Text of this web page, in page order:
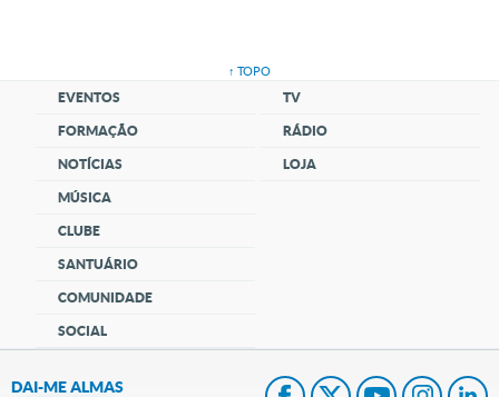
↑ TOPO
EVENTOS
FORMAÇÃO
NOTÍCIAS
MÚSICA
CLUBE
SANTUÁRIO
COMUNIDADE
SOCIAL
TV
RÁDIO
LOJA
DAI-ME ALMAS